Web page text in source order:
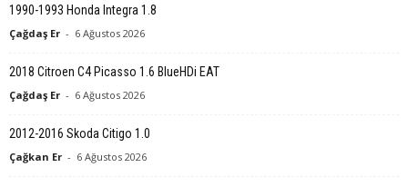
1990-1993 Honda Integra 1.8
Çağdaş Er - 6 Ağustos 2026
2018 Citroen C4 Picasso 1.6 BlueHDi EAT
Çağdaş Er - 6 Ağustos 2026
2012-2016 Skoda Citigo 1.0
Çağkan Er - 6 Ağustos 2026